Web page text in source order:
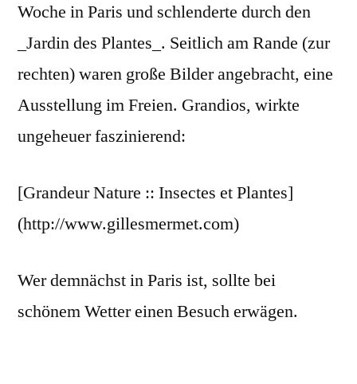
Woche in Paris und schlenderte durch den
_Jardin des Plantes_. Seitlich am Rande (zur
rechten) waren große Bilder angebracht, eine
Ausstellung im Freien. Grandios, wirkte
ungeheuer faszinierend:
[Grandeur Nature :: Insectes et Plantes]
(http://www.gillesmermet.com)
Wer demnächst in Paris ist, sollte bei
schönem Wetter einen Besuch erwägen.